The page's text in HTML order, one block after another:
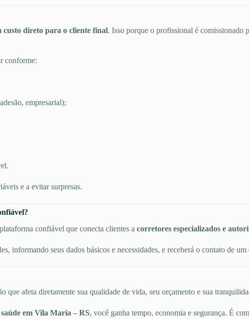
custo direto para o cliente final. Isso porque o profissional é comissionado
conforme:
empresarial);
e a evitar surpresas.
confiável que conecta clientes a corretores especializados e
informando seus dados básicos e necessidades, e receberá o contato de
que afeta diretamente sua qualidade de vida, seu orçamento e sua
em Vila Maria – RS, você ganha tempo, economia e segurança. É